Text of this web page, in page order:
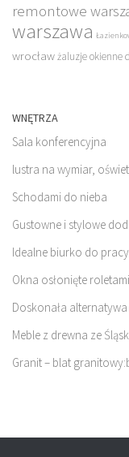
remontowe
warszawa
wrocławżaluzje okienne
WNĘTRZA
Sala konferencyjna
lustra na wymiar,
Schodami do nieba
Gustowne i stylowe
Idealne biurko do
Okna osłonięte roletami
Doskonała
Meble z drewna ze
Granit – blat